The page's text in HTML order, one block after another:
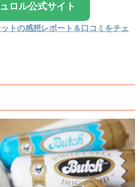
ロル公式サイト
トの感想レポート＆口コミをチェ